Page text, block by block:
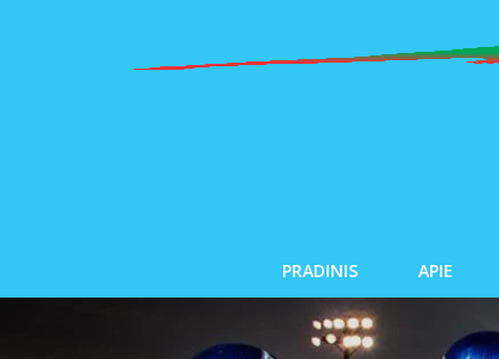
PRADINIS APIE